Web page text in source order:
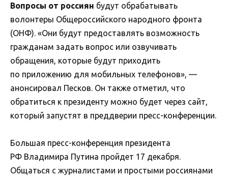
Вопросы от россиян будут обрабатывать
волонтеры Общероссийского народного фронта
(ОНФ). «Они будут предоставлять возможность
гражданам задать вопрос или озвучивать
обращения, которые будут приходить
по приложению для мобильных телефонов», —
анонсировал Песков. Он также отметил, что
обратиться к президенту можно будет через сайт,
который запустят в преддверии пресс-конференции.
Большая пресс-конференция президента
РФ Владимира Путина пройдет 17 декабря.
Общаться с журналистами и простыми россиянами